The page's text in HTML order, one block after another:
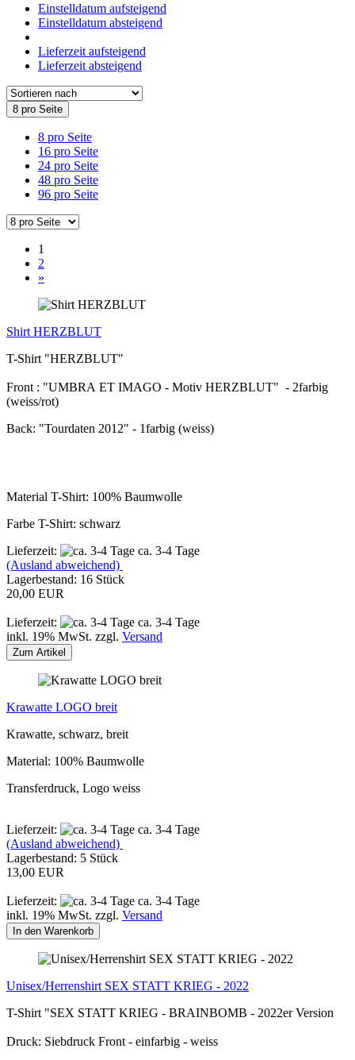
Einstelldatum aufsteigend
Einstelldatum absteigend
Lieferzeit aufsteigend
Lieferzeit absteigend
8 pro Seite
8 pro Seite
16 pro Seite
24 pro Seite
48 pro Seite
96 pro Seite
1
2
»
Shirt HERZBLUT
T-Shirt "HERZBLUT"
Front : "UMBRA ET IMAGO - Motiv HERZBLUT" - 2farbig
(weiss/rot)
Back: "Tourdaten 2012" - 1farbig (weiss)
Material T-Shirt: 100% Baumwolle
Farbe T-Shirt: schwarz
Lieferzeit:
ca. 3-4 Tage
(Ausland abweichend)
Lagerbestand: 16 Stück
20,00 EUR
Lieferzeit:
ca. 3-4 Tage
inkl. 19% MwSt. zzgl. Versand
Zum Artikel
Krawatte LOGO breit
Krawatte, schwarz, breit
Material: 100% Baumwolle
Transferdruck, Logo weiss
Lieferzeit:
ca. 3-4 Tage
(Ausland abweichend)
Lagerbestand: 5 Stück
13,00 EUR
Lieferzeit:
ca. 3-4 Tage
inkl. 19% MwSt. zzgl. Versand
In den Warenkorb
Unisex/Herrenshirt SEX STATT KRIEG - 2022
T-Shirt "SEX STATT KRIEG - BRAINBOMB - 2022er Version
Druck: Siebdruck Front - einfarbig - weiss